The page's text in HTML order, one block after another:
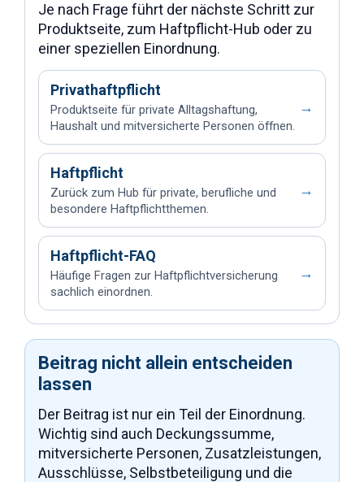
Je nach Frage führt der nächste Schritt zur
Produktseite, zum Haftpflicht-Hub oder zu
einer speziellen Einordnung.
Privathaftpflicht
Produktseite für private Alltagshaftung,
Haushalt und mitversicherte Personen öffnen.
→
Haftpflicht
Zurück zum Hub für private, berufliche und
besondere Haftpflichtthemen.
→
Haftpflicht-FAQ
Häufige Fragen zur Haftpflichtversicherung
sachlich einordnen.
→
Beitrag nicht allein entscheiden
lassen
Der Beitrag ist nur ein Teil der Einordnung.
Wichtig sind auch Deckungssumme,
mitversicherte Personen, Zusatzleistungen,
Ausschlüsse, Selbstbeteiligung und die